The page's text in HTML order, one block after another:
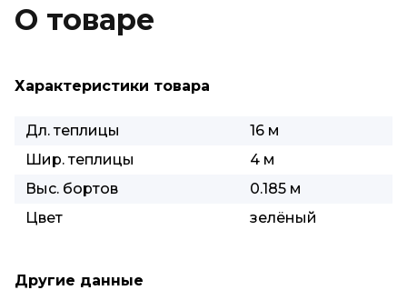
О товаре
Характеристики товара
Дл. теплицы
16 м
Шир. теплицы
4 м
Выс. бортов
0.185 м
Цвет
зелёный
Другие данные